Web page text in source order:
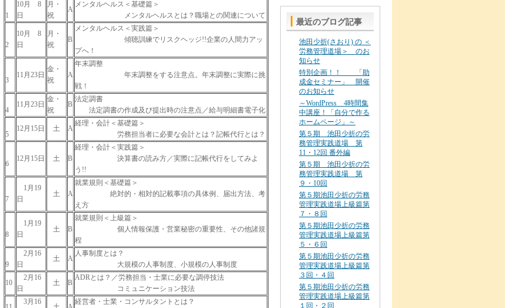
1
10月 8
日
月・
祝
A
メンタルヘルス＜基礎篇＞
メンタルヘルスとは？職場との関連について
2
10月 8
日
月・
祝
B
メンタルヘルス＜実践篇＞
傾聴訓練でリスクヘッジ!!企業の人間力アッ
プへ！
3
11月23日
金・
祝
A
年末調整
年末調整をする注意点。年末調整に実際に挑
戦！
4
11月23日
金・
祝
B
法定調書
法定調書の作成及び提出時の注意点／給与明細書電子化
5
12月15日 土 A
経理・会計＜基礎篇＞
労務担当者に必要な会計とは？記帳代行とは？
6
12月15日 土 B
経理・会計＜実践篇＞
決算書の読み方／実際に記帳代行をしてみよ
う!!
7
1月19
日
土 A
就業規則＜基礎篇＞
絶対的・相対的記載事項の具体例、届出方法、考
え方
8
1月19
日
土 B
就業規則＜上級篇＞
個人情報保護・営業秘密の重要性、その他諸規
程
9
2月16
日
土 A
人事制度とは？
大規模の人事制度、小規模の人事制度
10
2月16
日
土 B
ADRとは？／労務担当・士業に必要な調停技法
コミュニケーション技法
3月16
経営者・士業・コンサルタントとは？
最近のブログ記事
池田少折(さおり) の ＜
労務管理道場＞ のお
知らせ
特別企画！！ 「助
成金セミナー」 開催
のお知らせ
～WordPress 4時間集
中講座！「自分で作る
ホームページ」～
第５期 池田少折の労
務管理実践道場 第
11・12回 番外編
第５期 池田少折の労
務管理実践道場 第
９・10回
第５期池田少折の労務
管理実践道場上級篇第
７・８回
第５期池田少折の労務
管理実践道場上級篇第
５・６回
第５期池田少折の労務
管理実践道場上級篇第
３回・４回
第５期池田少折の労務
管理実践道場上級篇第
１回・２回